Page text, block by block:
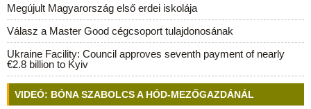
Megújult Magyarország első erdei iskolája
Válasz a Master Good cégcsoport tulajdonosának
Ukraine Facility: Council approves seventh payment of nearly
€2.8 billion to Kyiv
VIDEÓ: BÓNA SZABOLCS A HÓD-MEZŐGAZDÁNÁL